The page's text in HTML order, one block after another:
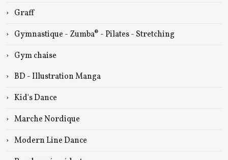
Graff
Gymnastique - Zumba® - Pilates - Stretching
Gym chaise
BD - Illustration Manga
Kid's Dance
Marche Nordique
Modern Line Dance